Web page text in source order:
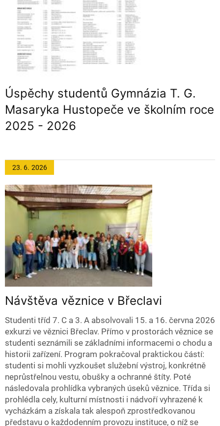
Úspěchy studentů Gymnázia T. G.
Masaryka Hustopeče ve školním roce
2025 - 2026
23. 6. 2026
Návštěva věznice v Břeclavi
Studenti tříd 7. C a 3. A absolvovali 15. a 16. června 2026
exkurzi ve věznici Břeclav. Přímo v prostorách věznice se
studenti seznámili se základními informacemi o chodu a
historii zařízení. Program pokračoval praktickou částí:
studenti si mohli vyzkoušet služební výstroj, konkrétně
neprůstřelnou vestu, obušky a ochranné štíty. Poté
následovala prohlídka vybraných úseků věznice. Třída si
prohlédla cely, kulturní místnosti i nádvoří vyhrazené k
vycházkám a získala tak alespoň zprostředkovanou
představu o každodenním provozu instituce, o níž se